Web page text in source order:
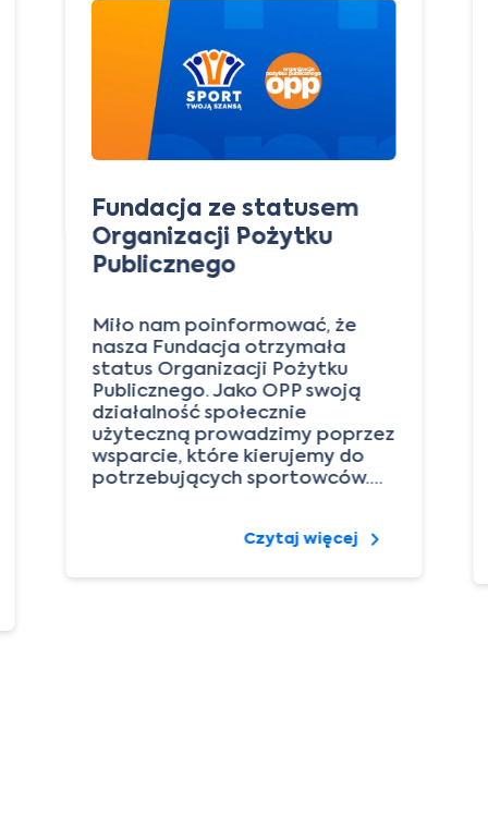
Fundacja ze statusem
Organizacji Pożytku
Publicznego
Miło nam poinformować, że
nasza Fundacja otrzymała
status Organizacji Pożytku
Publicznego. Jako OPP swoją
działalność społecznie
użyteczną prowadzimy poprzez
wsparcie, które kierujemy do
potrzebujących sportowców.…
Czytaj więcej